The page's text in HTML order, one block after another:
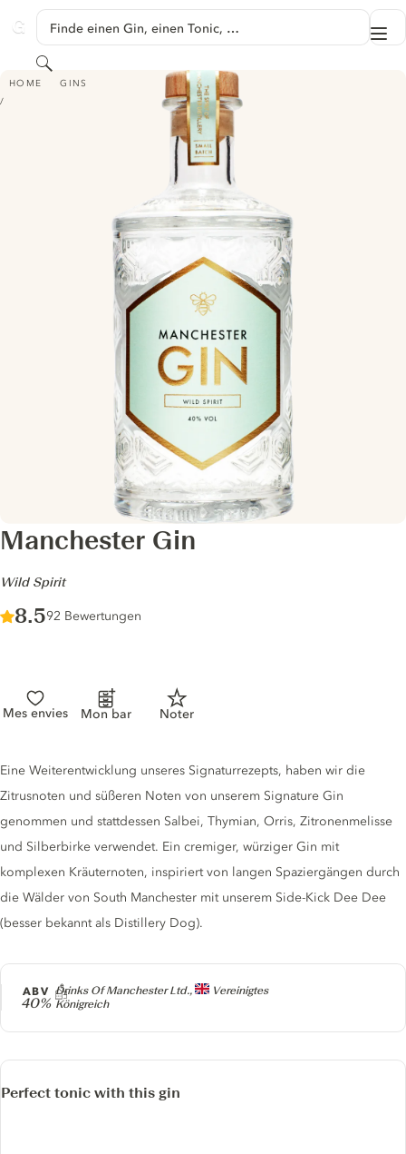
GINVENTORY
Finde einen Gin, einen Tonic, …
Suchen
HOME GINS
MANCHESTER GIN - WILD SPIRIT
Manchester Gin
-Wild Spirit
Score :
8.5/ 10
92 Bewertungen
Mes envies Mon bar Noter
Producer
Drinks Of Manchester Ltd.,
Vereinigtes
Königreich
ABV
40%
Gin description
Eine Weiterentwicklung unseres Signaturrezepts, haben wir die
Zitrusnoten und süßeren Noten von unserem Signature Gin
genommen und stattdessen Salbei, Thymian, Orris, Zitronenmelisse
und Silberbirke verwendet. Ein cremiger, würziger Gin mit
komplexen Kräuternoten, inspiriert von langen Spaziergängen durch
die Wälder von South Manchester mit unserem Side-Kick Dee Dee
(besser bekannt als Distillery Dog).
Perfect tonic with this gin